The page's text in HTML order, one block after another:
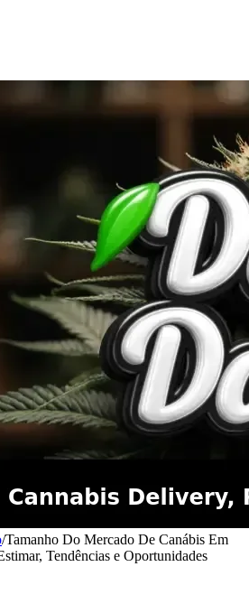
/Tamanho Do Mercado De Canábis Em
Tendências e Oportunidades